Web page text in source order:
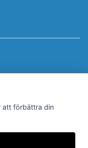
att förbättra din